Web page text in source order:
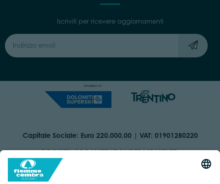
Iscriviti per ricevere aggiornamenti
Capitale Sociale: Euro 220.000,00 | VAT: 01901280220
COOKIES ORGANIZZAZIONE TRASPARENTE
DICHIARAZIONE DI ACCESSIBILITÀ
IMPRINT